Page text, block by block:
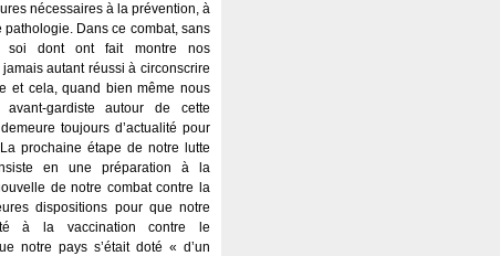
nécessaires à la prévention, à
pathologie. Dans ce combat, sans
soi dont ont fait montre nos
autant réussi à circonscrire
et cela, quand bien même nous
gardiste autour de cette
toujours d’actualité pour
prochaine étape de notre lutte
en une préparation à la
de notre combat contre la
dispositions pour que notre
à la vaccination contre le
notre pays s’était doté « d’un